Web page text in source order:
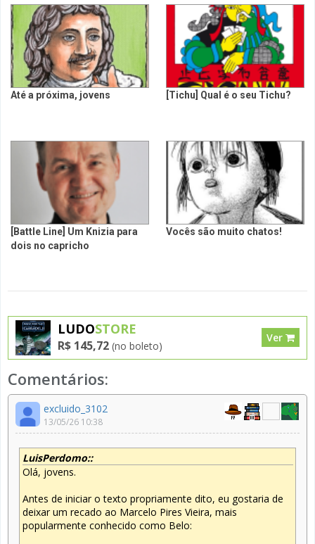
Até a próxima, jovens [Tichu] Qual é o seu Tichu?
[Battle Line] Um Knizia para
dois no capricho
Vocês são muito chatos!
LUDOSTORE
R$ 145,72 (no boleto)
Ver
Comentários:
excluido_3102
13/05/26 10:38
LuisPerdomo::
Olá, jovens.
Antes de iniciar o texto propriamente dito, eu gostaria de
deixar um recado ao Marcelo Pires Vieira, mais
popularmente conhecido como Belo: